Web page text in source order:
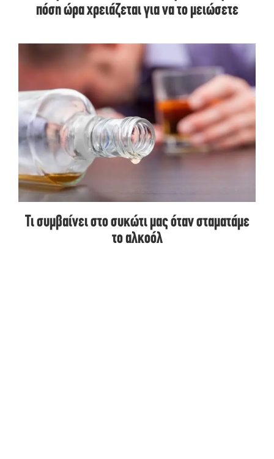
πόση ώρα χρειάζεται για να το μειώσετε
Τι συμβαίνει στο συκώτι μας όταν σταματάμε
το αλκοόλ